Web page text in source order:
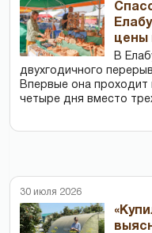
цены
В
двухгодичного
Впервые она
четыре дня вместо
30 июля 2026